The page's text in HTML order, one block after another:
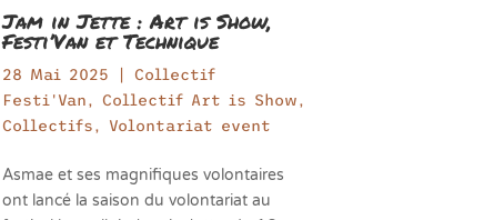
Jam in Jette : Art is Show,
Festi’Van et Technique
28 Mai 2025
Collectif
Festi'Van, Collectif Art is Show,
Collectifs, Volontariat event
Asmae et ses magnifiques volontaires
ont lancé la saison du volontariat au